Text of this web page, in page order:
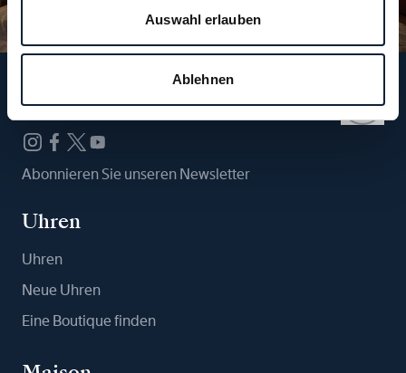
Auswahl erlauben
Ablehnen
Folgen Sie uns
Abonnieren Sie unseren Newsletter
Uhren
Uhren
Neue Uhren
Eine Boutique finden